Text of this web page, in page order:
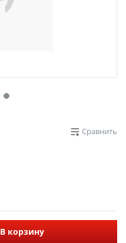
Сравнить
В корзину